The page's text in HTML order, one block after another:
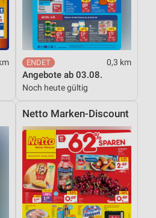
0,3 km
Angebote ab 03.08.
Noch heute gültig
Netto Marken-Discount